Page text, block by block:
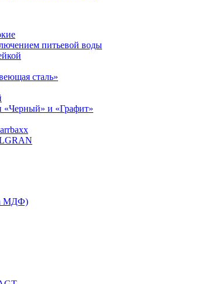
питьевой воды
сталь»
«Черный» и «Графит»
МДФ)